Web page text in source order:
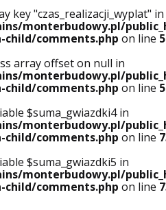
key "czas_realizacji_wyplat" in
monterbudowy.pl/
comments.php on line
array offset on null in
monterbudowy.pl/
comments.php on line
$suma_gwiazdki4 in
monterbudowy.pl/
comments.php on line
$suma_gwiazdki5 in
monterbudowy.pl/
comments.php on line